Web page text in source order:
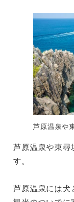
芦原温泉や
芦原温泉や東
す。
芦原温泉には犬